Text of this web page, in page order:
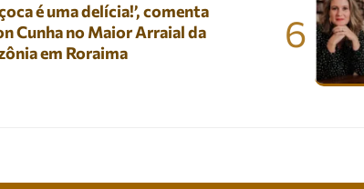
é uma delícia!’, comenta
Cunha no Maior Arraial da
em Roraima
6